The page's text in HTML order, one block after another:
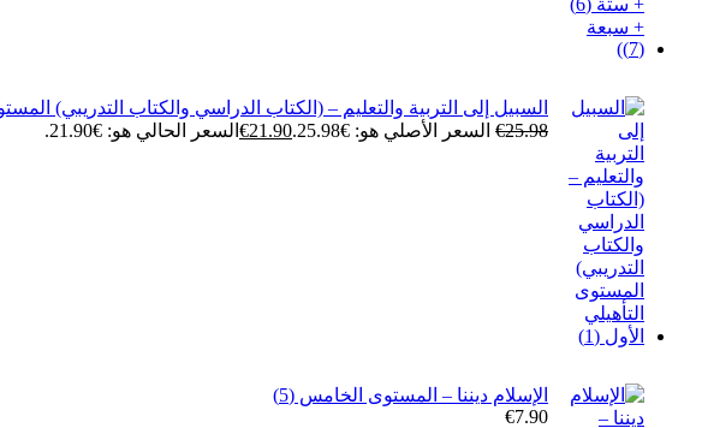
السبيل إلى التربية والتعليم – (الكتاب الدراسي والكتاب التدريبي)
€25.98 السعر الأصلي هو: €25.98. €21.90 السعر الحالي هو: €21.90.
الإسلام ديننا – المستوى الخامس (5)
€7.90